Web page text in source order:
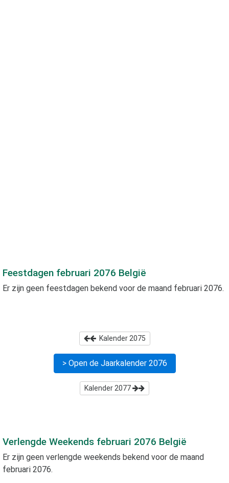
Feestdagen februari 2076 België
Er zijn geen feestdagen bekend voor de maand februari 2076.
Kalender 2075
> Open de Jaarkalender 2076
Kalender 2077
Verlengde Weekends februari 2076 België
Er zijn geen verlengde weekends bekend voor de maand
februari 2076.